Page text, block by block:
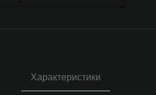
Характеристики